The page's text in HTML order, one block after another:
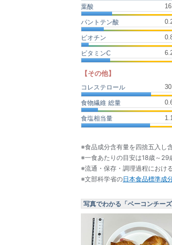
葉酸
パントテン酸
ビオチン
ビタミンC
【その他】
コレステロール
食物繊維 総量
食塩相当量
※食品成分含有量を四捨五入し
※一食あたりの目安は18歳～29
※流通・保存・調理過程におけ
※文部科学省の日本食品標準成
写真でわかる「ベーコンチー